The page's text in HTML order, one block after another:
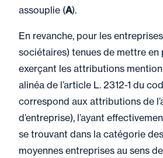
assouplie (A).
En revanche, pour les
sociétaires) tenues de mettre en
exerçant les attributions
alinéa de l’article L. 2312-1 du
correspond aux attributions de
d’entreprise), l’ayant
se trouvant dans la catégorie
moyennes entreprises au sens